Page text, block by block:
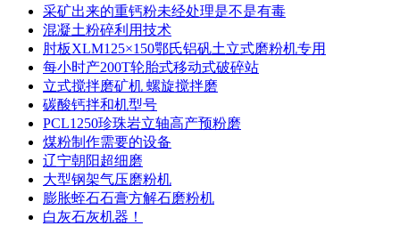
采矿出来的重钙粉未经处理是不是有毒
混凝土粉碎利用技术
肘板XLM125×150鄂氏铝矾土立式磨粉机专用
每小时产200T轮胎式移动式破碎站
立式搅拌磨矿机 螺旋搅拌磨
碳酸钙拌和机型号
PCL1250珍珠岩立轴高产预粉磨
煤粉制作需要的设备
辽宁朝阳超细磨
大型钢架气压磨粉机
膨胀蛭石石膏方解石磨粉机
白灰石灰机器！